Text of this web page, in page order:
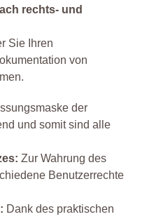
rechts- und
Sie Ihren
von
der
und somit sind alle
Zur Wahrung des
Benutzerrechte
Dank des praktischen